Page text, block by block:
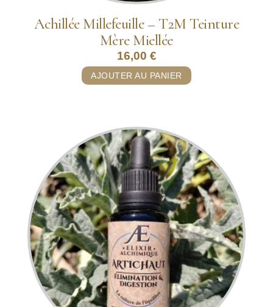
Achillée Millefeuille – T2M Teinture
Mère Miellée
16,00 €
AJOUTER AU PANIER